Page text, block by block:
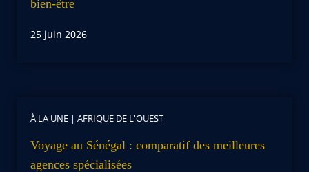
bien-être
25 juin 2026
À LA UNE | AFRIQUE DE L'OUEST
Voyage au Sénégal : comparatif des meilleures
agences spécialisées